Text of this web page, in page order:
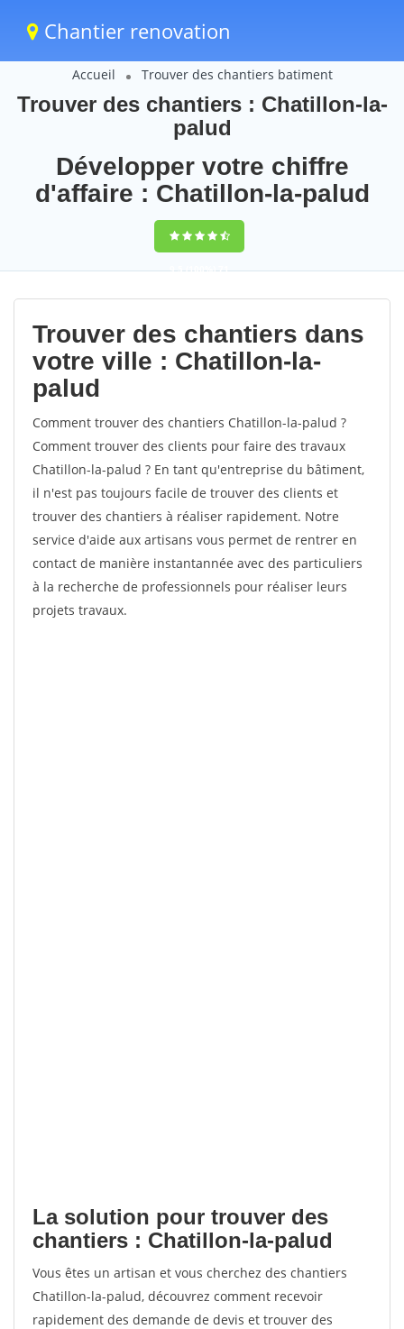
Chantier renovation
Accueil Trouver des chantiers batiment
Trouver des chantiers : Chatillon-la-
palud
Développer votre chiffre
d'affaire : Chatillon-la-palud
9,5(100%)71
votes
Trouver des chantiers dans
votre ville : Chatillon-la-
palud
Comment trouver des chantiers Chatillon-la-palud ?
Comment trouver des clients pour faire des travaux
Chatillon-la-palud ? En tant qu'entreprise du bâtiment,
il n'est pas toujours facile de trouver des clients et
trouver des chantiers à réaliser rapidement. Notre
service d'aide aux artisans vous permet de rentrer en
contact de manière instantannée avec des particuliers
à la recherche de professionnels pour réaliser leurs
projets travaux.
La solution pour trouver des
chantiers : Chatillon-la-palud
Vous êtes un artisan et vous cherchez des chantiers
Chatillon-la-palud, découvrez comment recevoir
rapidement des demande de devis et trouver des